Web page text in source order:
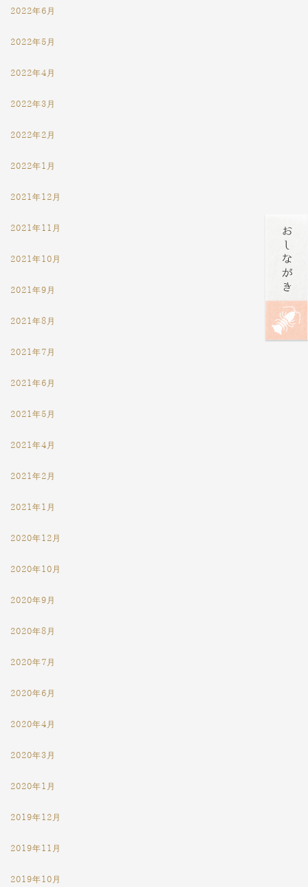
2022年6月
2022年5月
2022年4月
2022年3月
2022年2月
2022年1月
2021年12月
2021年11月
2021年10月
2021年9月
2021年8月
2021年7月
2021年6月
2021年5月
2021年4月
2021年2月
2021年1月
2020年12月
2020年10月
2020年9月
2020年8月
2020年7月
2020年6月
2020年4月
2020年3月
2020年1月
2019年12月
2019年11月
2019年10月